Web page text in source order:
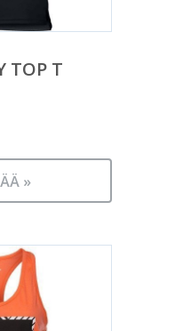
TOP T
»